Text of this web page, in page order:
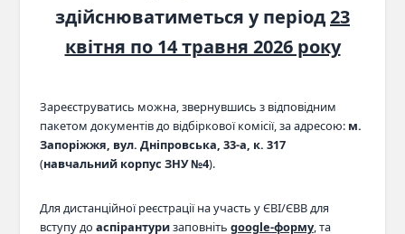
здійснюватиметься у період23
квітня по 14 травня 2026 року
Зареєструватись можна, звернувшись з відповідним
пакетом документів до відбіркової комісії, за адресою: м.
Запоріжжя, вул. Дніпровська, 33-а, к. 317
(навчальний корпус ЗНУ №4).
Для дистанційної реєстрації на участь у ЄВІ/ЄВВ для
вступу до аспірантуризаповніть google-форму, та